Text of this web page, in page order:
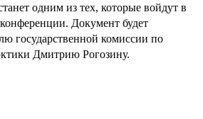
одним из тех, которые войдут в
Документ будет
государственной комиссии по
Дмитрию Рогозину.